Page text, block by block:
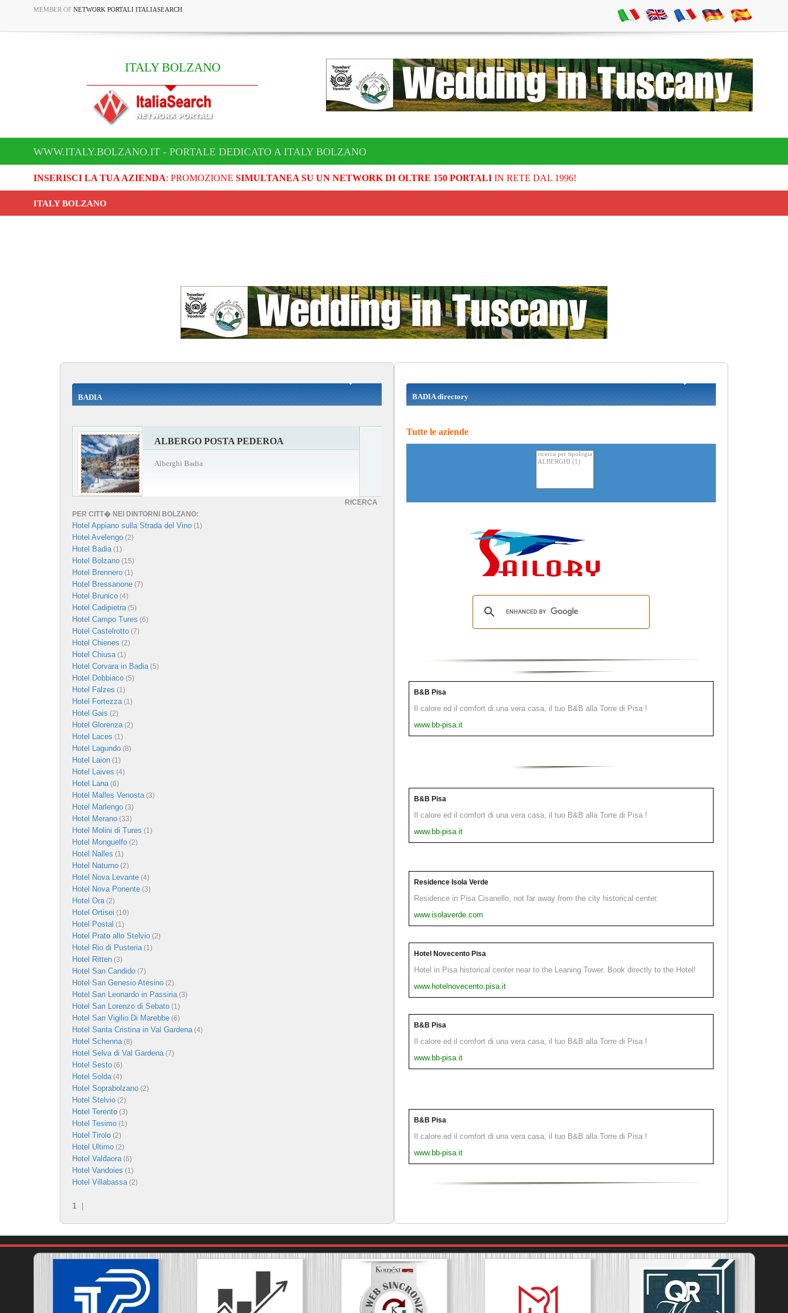
MEMBER OF NETWORK PORTALI ITALIASEARCH
ITALY BOLZANO
WWW.ITALY.BOLZANO.IT - PORTALE DEDICATO A ITALY BOLZANO
INSERISCI LA TUA AZIENDA: PROMOZIONE SIMULTANEA SU UN NETWORK DI OLTRE 150 PORTALIIN RETE DAL 1996!
ITALY BOLZANO
BADIA
ALBERGO POSTA PEDEROA
Alberghi Badia
RICERCA
PER CITT� NEI DINTORNI BOLZANO:
Hotel Appiano sulla Strada del Vino (1)
Hotel Avelengo (2)
Hotel Badia(1)
Hotel Bolzano (15)
Hotel Brennero (1)
Hotel Bressanone (7)
Hotel Brunico (4)
Hotel Cadipietra(5)
Hotel Campo Tures (6)
Hotel Castelrotto (7)
Hotel Chienes (2)
Hotel Chiusa(1)
Hotel Corvara in Badia(5)
Hotel Dobbiaco (5)
Hotel Falzes (1)
Hotel Fortezza(1)
Hotel Gais (2)
Hotel Glorenza(2)
Hotel Laces (1)
Hotel Lagundo (8)
Hotel Laion (1)
Hotel Laives (4)
Hotel Lana(6)
Hotel Malles Venosta(3)
Hotel Marlengo (3)
Hotel Merano (33)
Hotel Molini di Tures (1)
Hotel Monguelfo (2)
Hotel Nalles (1)
Hotel Naturno (2)
Hotel Nova Levante (4)
Hotel Nova Ponente (3)
Hotel Ora(2)
Hotel Ortisei (10)
Hotel Postal (1)
Hotel Prato allo Stelvio (2)
Hotel Rio di Pusteria(1)
Hotel Ritten (3)
Hotel San Candido (7)
Hotel San Genesio Atesino (2)
Hotel San Leonardo in Passiria(3)
Hotel San Lorenzo di Sebato (1)
Hotel San Vigilio Di Marebbe (6)
Hotel Santa Cristina in Val Gardena(4)
Hotel Schenna(8)
Hotel Selva di Val Gardena(7)
Hotel Sesto (6)
Hotel Solda(4)
Hotel Soprabolzano (2)
Hotel Stelvio (2)
Hotel Terento (3)
Hotel Tesimo (1)
Hotel Tirolo (2)
Hotel Ultimo (2)
Hotel Valdaora(6)
Hotel Vandoies (1)
Hotel Villabassa(2)
1 |
BADIA directory
Tutte le aziende
B&B Pisa
Il calore ed il comfort di una vera casa, il tuo B&B alla Torre di Pisa !
www.bb-pisa.it
B&B Pisa
Il calore ed il comfort di una vera casa, il tuo B&B alla Torre di Pisa !
www.bb-pisa.it
Residence Isola Verde
Residence in Pisa Cisanello, not far away from the city historical center.
www.isolaverde.com
Hotel Novecento Pisa
Hotel in Pisa historical center near to the Leaning Tower. Book directly to the Hotel!
www.hotelnovecento.pisa.it
B&B Pisa
Il calore ed il comfort di una vera casa, il tuo B&B alla Torre di Pisa !
www.bb-pisa.it
B&B Pisa
Il calore ed il comfort di una vera casa, il tuo B&B alla Torre di Pisa !
www.bb-pisa.it